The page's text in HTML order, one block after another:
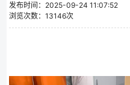
发布时间：2025-09-24 11:07:52
浏览次数：13146次